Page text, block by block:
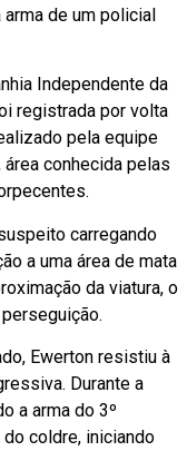
de um policial
Independente da
registrada por volta
pela equipe
área conhecida pelas
carregando
a uma área de mata
da viatura, o
Ewerton resistiu à
Durante a
a arma do 3º
coldre, iniciando